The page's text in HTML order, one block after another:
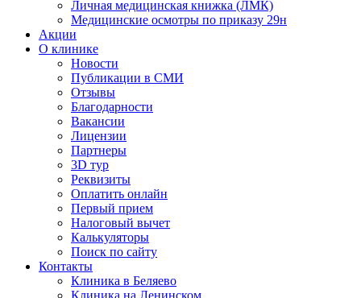
Личная медицинская книжка (ЛМК)
Медицинские осмотры по приказу 29н
Акции
О клинике
Новости
Публикации в СМИ
Отзывы
Благодарности
Вакансии
Лицензии
Партнеры
3D тур
Реквизиты
Оплатить онлайн
Первый прием
Налоговый вычет
Калькуляторы
Поиск по сайту
Контакты
Клиника в Беляево